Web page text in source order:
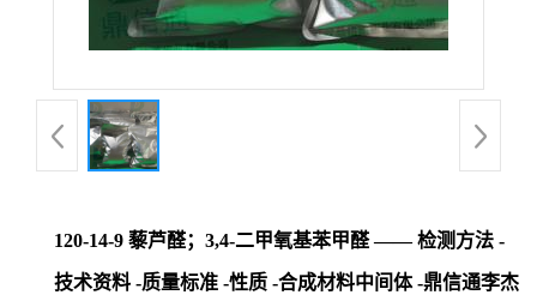
120-14-9 藜芦醛；3,4-二甲氧基苯甲醛 —— 检测方法 -
技术资料 -质量标准 -性质 -合成材料中间体 -鼎信通李杰